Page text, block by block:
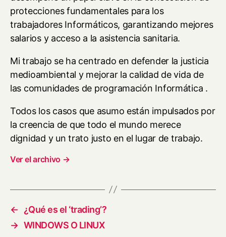
protecciones fundamentales para los
trabajadores Informáticos, garantizando mejores
salarios y acceso a la asistencia sanitaria.
Mi trabajo se ha centrado en defender la justicia
medioambiental y mejorar la calidad de vida de
las comunidades de programación Informática .
Todos los casos que asumo están impulsados por
la creencia de que todo el mundo merece
dignidad y un trato justo en el lugar de trabajo.
Ver el archivo →
←
¿Qué es el ‘trading’?
→ WINDOWS O LINUX